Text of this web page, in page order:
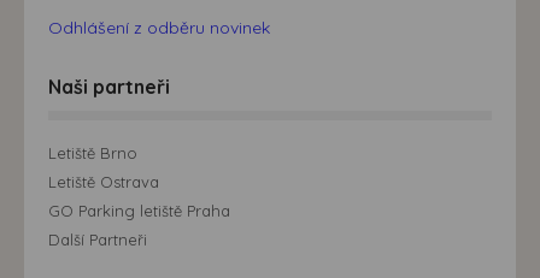
Odhlášení z odběru novinek
Naši partneři
Letiště Brno
Letiště Ostrava
GO Parking letiště Praha
Další Partneři